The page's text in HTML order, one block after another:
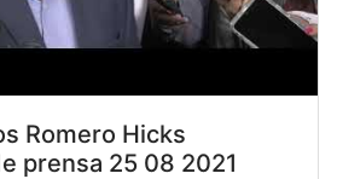
Romero Hicks
prensa 25 08 2021